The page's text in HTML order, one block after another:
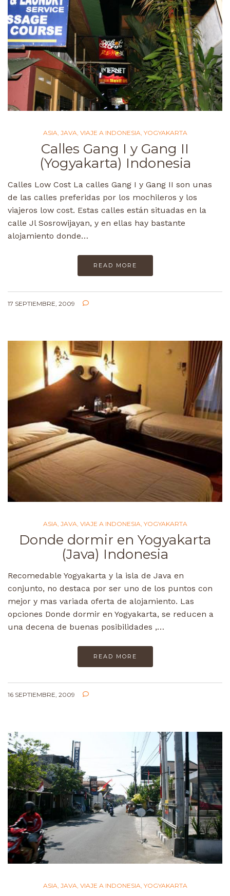
ASIA JAVA VIAJE A INDONESIA YOGYAKARTA
Calles Gang I y Gang II
(Yogyakarta) Indonesia
Calles Low Cost La calles Gang I y Gang II son unas
de las calles preferidas por los mochileros y los
viajeros low cost. Estas calles están situadas en la
calle Jl Sosrowijayan, y en ellas hay bastante
alojamiento donde…
READ MORE
17 SEPTIEMBRE, 2009
ASIA, JAVA, VIAJE A INDONESIA, YOGYAKARTA
Donde dormir en Yogyakarta
(Java) Indonesia
Recomedable Yogyakarta y la isla de Java en
conjunto, no destaca por ser uno de los puntos con
mejor y mas variada oferta de alojamiento. Las
opciones Donde dormir en Yogyakarta, se reducen a
una decena de buenas posibilidades ,…
READ MORE
16 SEPTIEMBRE, 2009
ASIA, JAVA, VIAJE A INDONESIA, YOGYAKARTA